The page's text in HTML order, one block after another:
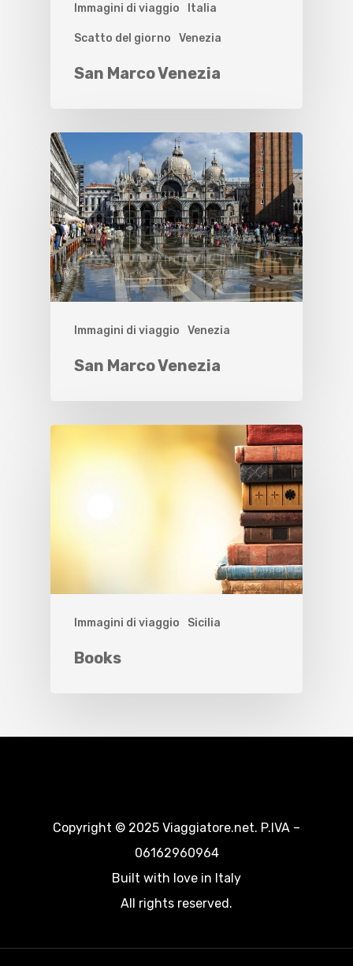
Immagini di viaggio Italia
Scatto del giorno Venezia
San Marco Venezia
Immagini di viaggio Venezia
San Marco Venezia
Immagini di viaggio Sicilia
Books
Copyright © 2025 Viaggiatore.net. P.IVA –
06162960964
Built with love in Italy
All rights reserved.